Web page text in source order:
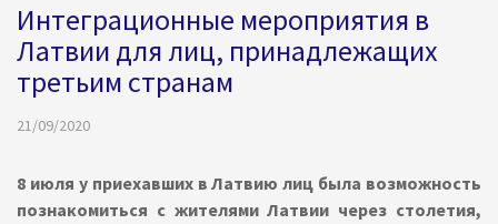
Интеграционные мероприятия в
Латвии для лиц, принадлежащих
третьим странам
21/09/2020
8 июля у приехавших в Латвию лиц была возможность
познакомиться с жителями Латвии через столетия,